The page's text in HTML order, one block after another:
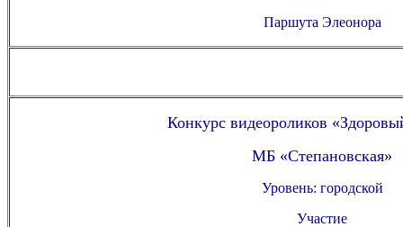
Паршута Элеонора
Конкурс видеороликов
МБ «Степановская»
Уровень: городской
Участие